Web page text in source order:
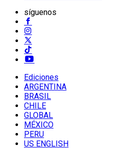
síguenos
Ediciones
ARGENTINA
BRASIL
CHILE
GLOBAL
MÉXICO
PERU
US ENGLISH